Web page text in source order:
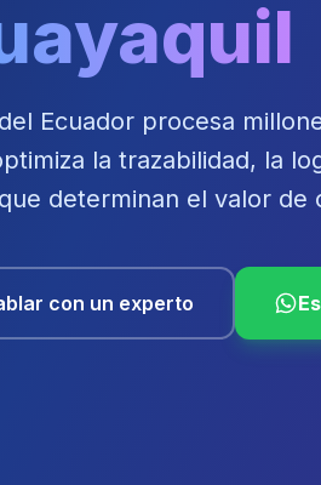
Ecuador procesa
la trazabilidad, la
determinan el valor de
con un experto